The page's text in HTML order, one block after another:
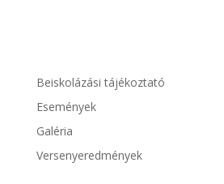
Beiskolázási tájékoztató
Események
Galéria
Versenyeredmények